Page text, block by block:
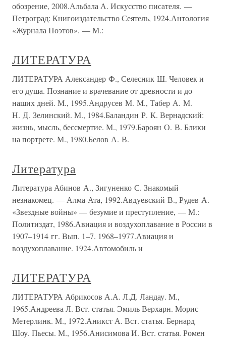
обозрение, 2008.Альбала А. Искусство писателя. —
Петроград: Книгоиздательство Сеятель, 1924.Антология
«Журнала Поэтов». — М.:
ЛИТЕРАТУРА
ЛИТЕРАТУРА Александер Ф., Селесник Ш. Человек и
его душа. Познание и врачевание от древности и до
наших дней. М., 1995.Андрусев М. М., Табер А. М.
Н. Д. Зелинский. М., 1984.Баландин Р. К. Вернадский:
жизнь, мысль, бессмертие. М., 1979.Бароян О. В. Блики
на портрете. М., 1980.Белов А. В.
Литература
Литература Абинов А., Зигуненко С. Знакомый
незнакомец. — Алма-Ата, 1992.Авдуевский В., Рудев А.
«Звездные войны» — безумие и преступление, — М.:
Политиздат, 1986.Авиация и воздухоплавание в России в
1907–1914 гг. Вып. 1–7. 1968–1977.Авиация и
воздухоплавание. 1924.Автомобиль и
ЛИТЕРАТУРА
ЛИТЕРАТУРА Абрикосов А.А. Л.Д. Ландау. М.,
1965.Андреева Л. Вст. статья. Эмиль Верхарн. Морис
Метерлинк. М., 1972.Аникст А. Вст. статья. Бернард
Шоу. Пьесы. М., 1956.Анисимова И. Вст. статья. Ромен